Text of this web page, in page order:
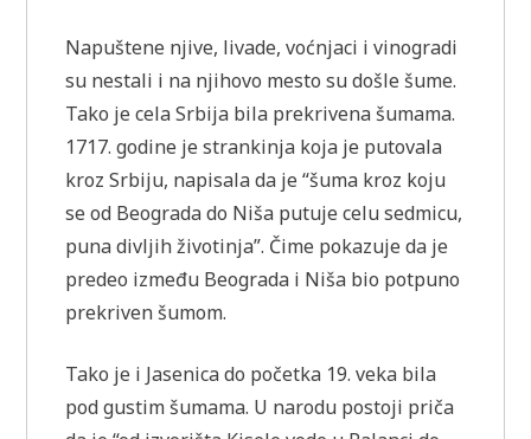
Napuštene njive, livade, voćnjaci i vinogradi
su nestali i na njihovo mesto su došle šume.
Tako je cela Srbija bila prekrivena šumama.
1717. godine je strankinja koja je putovala
kroz Srbiju, napisala da je “šuma kroz koju
se od Beograda do Niša putuje celu sedmicu,
puna divljih životinja”. Čime pokazuje da je
predeo između Beograda i Niša bio potpuno
prekriven šumom.
Tako je i Jasenica do početka 19. veka bila
pod gustim šumama. U narodu postoji priča